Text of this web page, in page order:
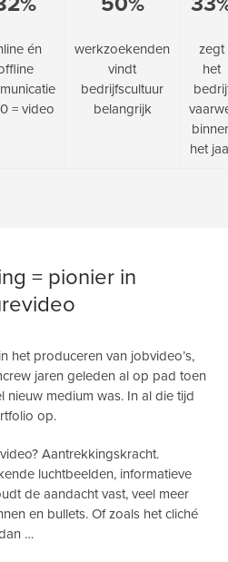
én
= video
werkzoekenden
vindt
bedrijfscultuur
belangrijk
zegt
het
het
= pionier in
het produceren van jobvideo’s,
jaren geleden al op pad toen
nieuw medium was. In al die tijd
op.
Aantrekkingskracht.
luchtbeelden, informatieve
de aandacht vast, veel meer
en bullets. Of zoals het cliché
…